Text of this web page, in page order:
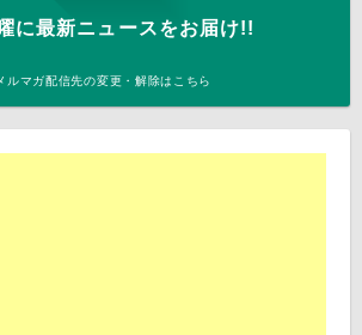
に最新ニュースをお届け!!
マガ配信先の変更・解除はこちら